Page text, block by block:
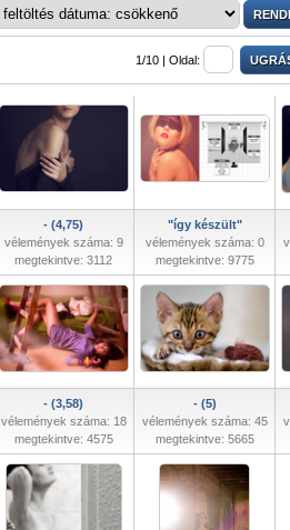
1/10 | Oldal:
- (4,75)
vélemények száma: 9
megtekintve: 3112
"így készült"
vélemények száma: 0
megtekintve: 9775
- (3,58)
vélemények száma: 18
megtekintve: 4575
- (5)
vélemények száma: 45
megtekintve: 5665